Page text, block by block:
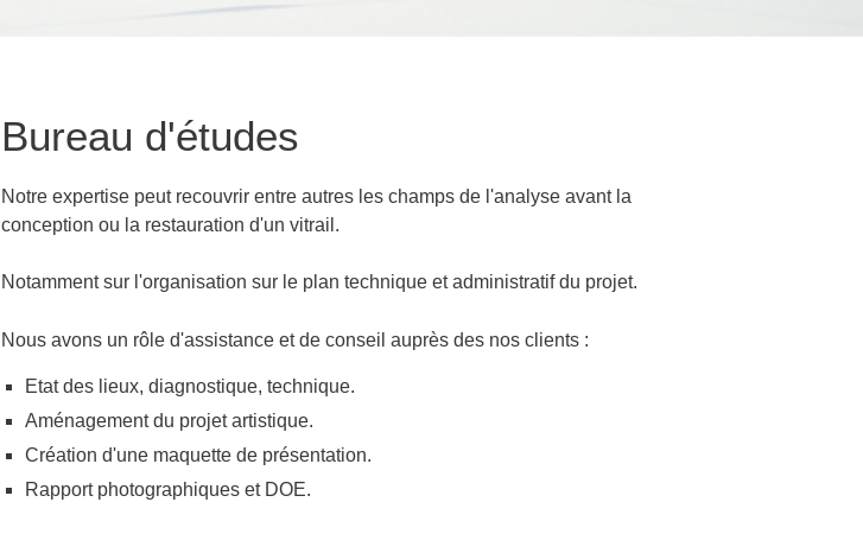
Bureau d'études
Notre expertise peut recouvrir entre autres les champs de l'analyse avant la
conception ou la restauration d'un vitrail.
Notamment sur l'organisation sur le plan technique et administratif du projet.
Nous avons un rôle d'assistance et de conseil auprès des nos clients :
Etat des lieux, diagnostique, technique.
Aménagement du projet artistique.
Création d'une maquette de présentation.
Rapport photographiques et DOE.